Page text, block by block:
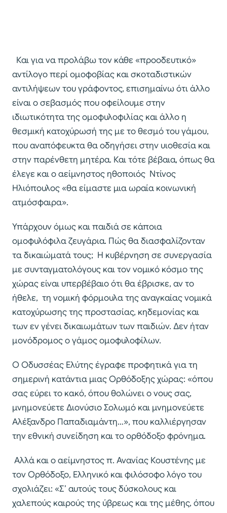
Και για να προλάβω τον κάθε «προοδευτικό»
αντίλογο περί ομοφοβίας και σκοταδιστικών
αντιλήψεων του γράφοντος, επισημαίνω ότι άλλο
είναι ο σεβασμός που οφείλουμε στην
ιδιωτικότητα της ομοφυλοφιλίας και άλλο η
θεσμική κατοχύρωσή της με το θεσμό του γάμου,
που αναπόφευκτα θα οδηγήσει στην υιοθεσία και
στην παρένθετη μητέρα. Και τότε βέβαια, όπως θα
έλεγε και ο αείμνηστος ηθοποιός Ντίνος
Ηλιόπουλος «θα είμαστε μια ωραία κοινωνική
ατμόσφαιρα».
Υπάρχουν όμως και παιδιά σε κάποια
ομοφυλόφιλα ζευγάρια. Πώς θα διασφαλίζονταν
τα δικαιώματά τους; Η κυβέρνηση σε συνεργασία
με συνταγματολόγους και τον νομικό κόσμο της
χώρας είναι υπερβέβαιο ότι θα έβρισκε, αν το
ήθελε, τη νομική φόρμουλα της αναγκαίας νομικά
κατοχύρωσης της προστασίας, κηδεμονίας και
των εν γένει δικαιωμάτων των παιδιών. Δεν ήταν
μονόδρομος ο γάμος ομοφυλοφίλων.
Ο Οδυσσέας Ελύτης έγραφε προφητικά για τη
σημερινή κατάντια μιας Ορθόδοξης χώρας: «όπου
σας εύρει το κακό, όπου θολώνει ο νους σας,
μνημονεύετε Διονύσιο Σολωμό και μνημονεύετε
Αλέξανδρο Παπαδιαμάντη…», που καλλιέργησαν
την εθνική συνείδηση και το ορθόδοξο φρόνημα.
Αλλά και ο αείμνηστος π. Ανανίας Κουστένης με
τον Ορθόδοξο, Ελληνικό και φιλόσοφο λόγο του
σχολιάζει: «Σ’ αυτούς τους δύσκολους και
χαλεπούς καιρούς της ύβρεως και της μέθης, όπου